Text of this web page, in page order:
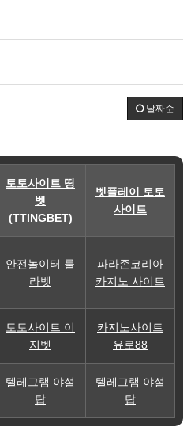
날짜순
토토사이트 띵
벳
(TTINGBET)
벳플레이 토토
사이트
안전놀이터 룰
라벳
파라존코리아
카지노 사이트
토토사이트 이
지벳
카지노사이트
유로88
텔레그램 야설
탑
텔레그램 야설
탑